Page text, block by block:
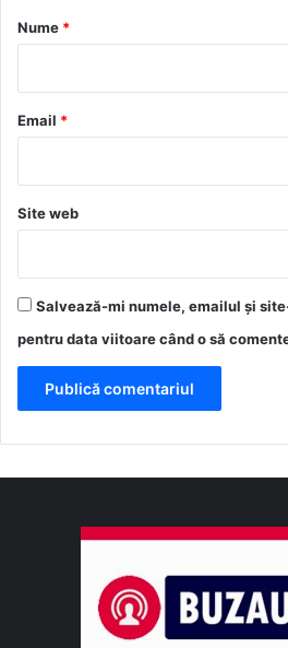
r
*
Nume *
Email *
Site web
Salvează-mi numele, emailul și
pentru data viitoare când o să